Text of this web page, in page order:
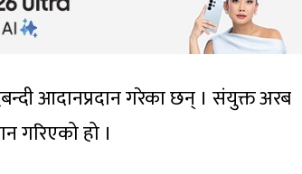
आदानप्रदान गरेका छन् । संयुक्त अरब
गरिएको हो ।